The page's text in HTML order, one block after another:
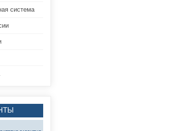
система